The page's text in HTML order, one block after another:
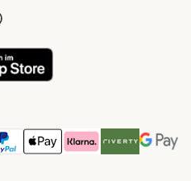
Method
Payment Method
Payment Method
Apple Pay Payment Method
Klarna Payment Method
Riverty Payment
Google